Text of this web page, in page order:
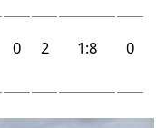
0 2 1:8 0